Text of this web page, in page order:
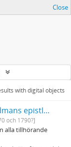
Close
with digital objects
Carl Michael Bellman: Fredmans epistlar m.m.
och 1790?]
alla tillhörande